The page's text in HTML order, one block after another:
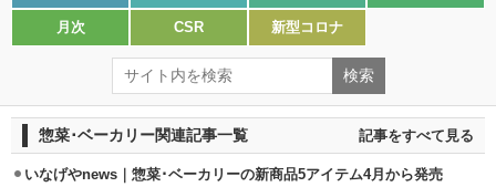
月次 CSR 新型コロナ
惣菜･ベーカリー関連記事一覧 記事をすべて見る
いなげやnews｜惣菜･ベーカリーの新商品5アイテム4月から発売